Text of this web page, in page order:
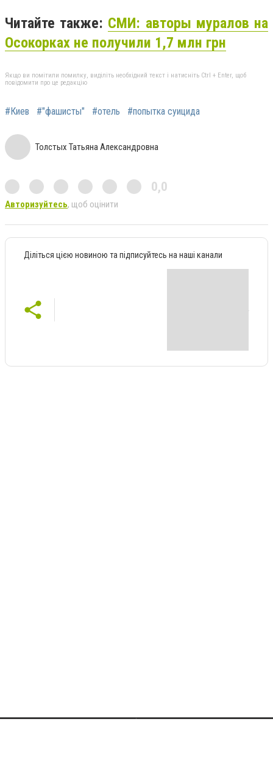
Читайте также: СМИ: авторы муралов на
Осокорках не получили 1,7 млн грн
Якщо ви помітили помилку, виділіть необхідний текст і натисніть Ctrl + Enter, щоб
повідомити про це редакцію
#Киев #"фашисты" #отель #попытка суицида
Толстых Татьяна Александровна
0,0
Авторизуйтесь, щоб оцінити
Діліться цією новиною та підписуйтесь на наші канали